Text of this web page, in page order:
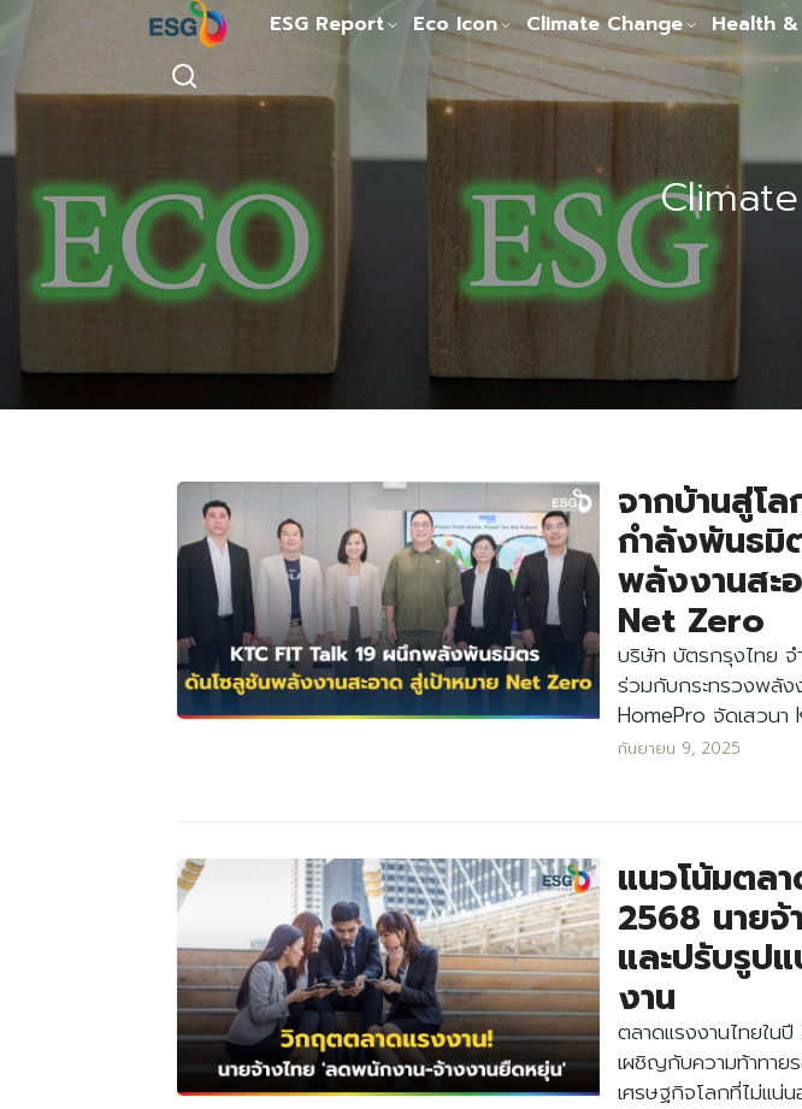
ESG Report Eco Icon Climate Change Health
จากบ้านสู่โ
กำลังพันธมิ
พลังงานสะ
Net Zero
บริษัท บัตรกรุงไทย
ร่วมกับกระทรวงพลัง
HomePro จัดเสวนา
กันยายน 9, 2025
แนวโน้มตล
2568 นาย
และปรับรูป
งาน
ตลาดแรงงานไทยใน
เผชิญกับความท้าทาย
เศรษฐกิจโลกที่ไม่แน่